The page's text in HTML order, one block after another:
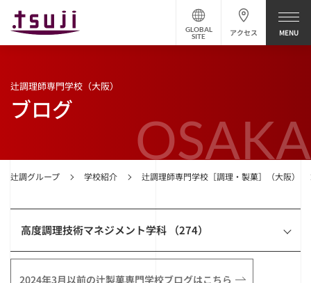
アクセス
GLOBAL
SITE
OSAKA
辻調グループ 学校紹介 辻調理師専門学校［調理・製菓］（大阪）
辻調理師専門学校（大阪）
ブログ
高度調理技術マネジメント学科 （274）
2024年3月以前の辻製菓専門学校ブログはこちら